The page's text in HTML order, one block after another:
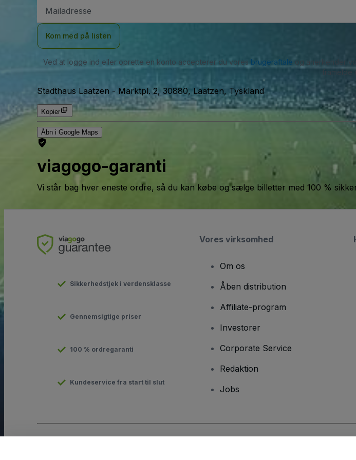
adresse
Kom med på listen
Ved at logge ind eller oprette en konto accepterer du vores brugeraftale og anerkender
framelde
Stadthaus Laatzen - Marktpl. 2, 30880, Laatzen, Tyskland
Kopier
Åbn i Google Maps
viagogo-garanti
Vi står bag hver eneste ordre, så du kan købe og sælge billetter med 100 %
Sikkerhedstjek i verdensklasse
Gennemsigtige priser
100 % ordregaranti
Kundeservice fra start til slut
Vores virksomhed
Om os
Åben distribution
Affiliate-program
Investorer
Corporate Service
Redaktion
Jobs